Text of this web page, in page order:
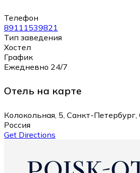
Телефон
89111539821
Тип заведения
Хостел
График
Ежедневно 24/7
Отель на карте
Колокольная, 5, Санкт-
Россия
Get Directions